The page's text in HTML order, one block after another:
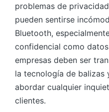
problemas de
pueden sentirse
Bluetooth,
confidencial como
empresas deben ser
la tecnología de balizas
abordar cualquier
clientes.